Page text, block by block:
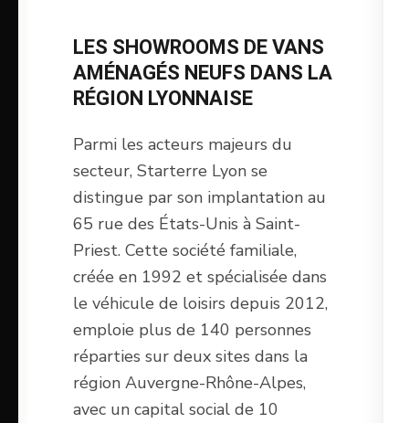
LES SHOWROOMS DE VANS
AMÉNAGÉS NEUFS DANS LA
RÉGION LYONNAISE
Parmi les acteurs majeurs du
secteur, Starterre Lyon se
distingue par son implantation au
65 rue des États-Unis à Saint-
Priest. Cette société familiale,
créée en 1992 et spécialisée dans
le véhicule de loisirs depuis 2012,
emploie plus de 140 personnes
réparties sur deux sites dans la
région Auvergne-Rhône-Alpes,
avec un capital social de 10